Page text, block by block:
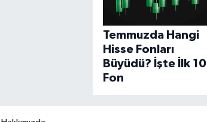
Temmuzda Hangi
Hisse Fonları
Büyüdü? İşte İlk 10
Fon